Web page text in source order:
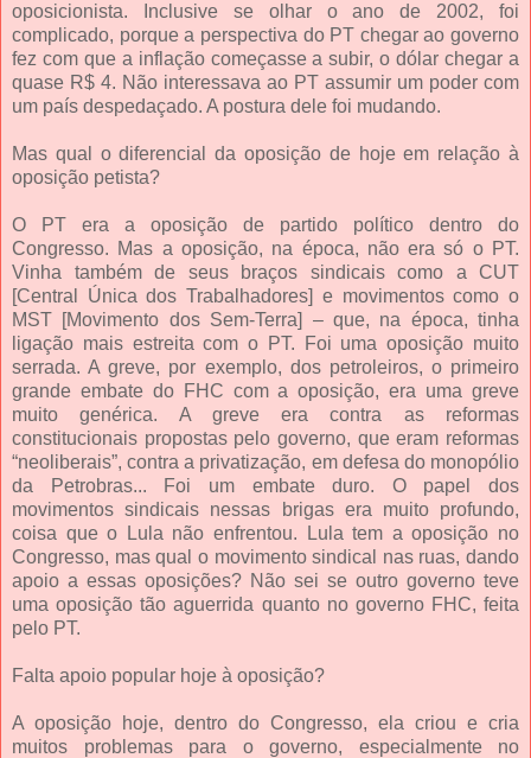
oposicionista. Inclusive se olhar o ano de 2002, foi
complicado, porque a perspectiva do PT chegar ao governo
fez com que a inflação começasse a subir, o dólar chegar a
quase R$ 4. Não interessava ao PT assumir um poder com
um país despedaçado. A postura dele foi mudando.
Mas qual o diferencial da oposição de hoje em relação à
oposição petista?
O PT era a oposição de partido político dentro do
Congresso. Mas a oposição, na época, não era só o PT.
Vinha também de seus braços sindicais como a CUT
[Central Única dos Trabalhadores] e movimentos como o
MST [Movimento dos Sem-Terra] – que, na época, tinha
ligação mais estreita com o PT. Foi uma oposição muito
serrada. A greve, por exemplo, dos petroleiros, o primeiro
grande embate do FHC com a oposição, era uma greve
muito genérica. A greve era contra as reformas
constitucionais propostas pelo governo, que eram reformas
“neoliberais”, contra a privatização, em defesa do monopólio
da Petrobras... Foi um embate duro. O papel dos
movimentos sindicais nessas brigas era muito profundo,
coisa que o Lula não enfrentou. Lula tem a oposição no
Congresso, mas qual o movimento sindical nas ruas, dando
apoio a essas oposições? Não sei se outro governo teve
uma oposição tão aguerrida quanto no governo FHC, feita
pelo PT.
Falta apoio popular hoje à oposição?
A oposição hoje, dentro do Congresso, ela criou e cria
muitos problemas para o governo, especialmente no